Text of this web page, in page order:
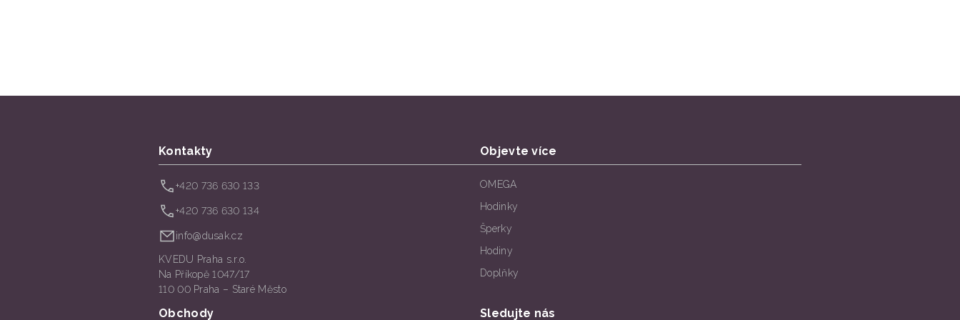
Kontakty
+420 736 630 133
+420 736 630 134
info@dusak.cz
KVEDU Praha s.r.o.
Na Příkopě 1047/17
110 00 Praha – Staré Město
Objevte více
OMEGA
Hodinky
Šperky
Hodiny
Doplňky
Obchody Sledujte nás